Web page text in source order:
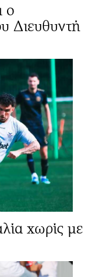
ο
Διευθυντή
χωρίς με